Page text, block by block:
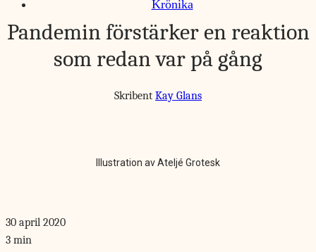
Krönika
Pandemin förstärker en reaktion
som redan var på gång
Skribent Kay Glans
Illustration av Ateljé Grotesk
30 april 2020
3 min